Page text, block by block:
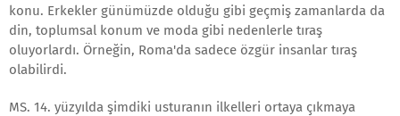
konu. Erkekler günümüzde olduğu gibi geçmiş zamanlarda da
din, toplumsal konum ve moda gibi nedenlerle tıraş
oluyorlardı. Örneğin, Roma'da sadece özgür insanlar tıraş
olabilirdi.
MS. 14. yüzyılda şimdiki usturanın ilkelleri ortaya çıkmaya